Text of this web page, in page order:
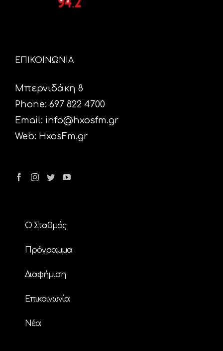
ΕΠΙΚΟΙΝΩΝΙΑ
Μπερνιδάκη 8
Phone: 697 822 4700
Email: info@hxosfm.gr
Web: HxosFm.gr
Ο Σταθμός
Πρόγραμμα
Διαφήμιση
Επικοινωνία
Nέα